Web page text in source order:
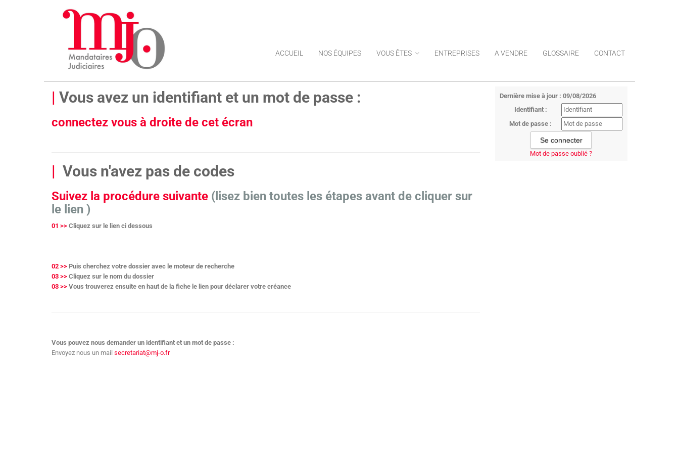
ACCUEIL NOS ÉQUIPES VOUS ÊTES ENTREPRISES A VENDRE GLOSSAIRE CONTACT
Dernière mise à jour : 09/08/2026
Identifiant :
Mot de passe :
Mot de passe oublié ?
| Vous avez un identifiant et un mot de passe :
connectez vous à droite de cet écran
| Vous n'avez pas de codes
Suivez la procédure suivante (lisez bien toutes les étapes avant de cliquer sur
le lien )
01 >> Cliquez sur le lien ci dessous
02 >> Puis cherchez votre dossier avec le moteur de recherche
03 >> Cliquez sur le nom du dossier
03 >> Vous trouverez ensuite en haut de la fiche le lien pour déclarer votre créance
Vous pouvez nous demander un identifiant et un mot de passe :
Envoyez nous un mail secretariat@mj-o.fr